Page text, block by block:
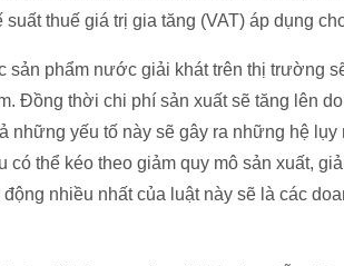
thuế giá trị gia tăng (VAT) áp dụng
sản phẩm nước giải khát trên thị trường
Đồng thời chi phí sản xuất sẽ tăng lên
những yếu tố này sẽ gây ra những hệ
có thể kéo theo giảm quy mô sản xuất,
nhiều nhất của luật này sẽ là các